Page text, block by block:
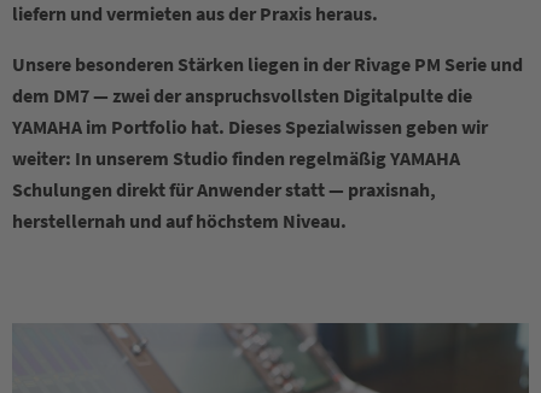
liefern und vermieten aus der Praxis heraus.
Unsere besonderen Stärken liegen in der Rivage PM Serie und
dem DM7 — zwei der anspruchsvollsten Digitalpulte die
YAMAHA im Portfolio hat. Dieses Spezialwissen geben wir
weiter: In unserem Studio finden regelmäßig YAMAHA
Schulungen direkt für Anwender statt — praxisnah,
herstellernah und auf höchstem Niveau.